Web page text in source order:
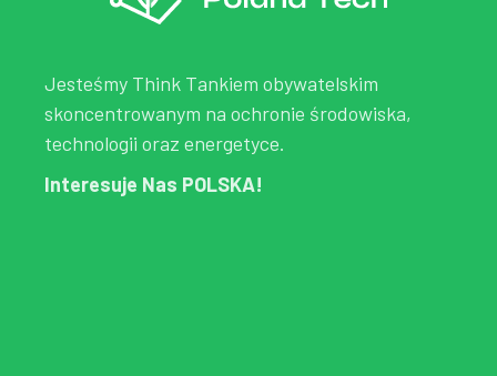
Jesteśmy Think Tankiem obywatelskim
skoncentrowanym na ochronie środowiska,
technologii oraz energetyce.
Interesuje Nas POLSKA!